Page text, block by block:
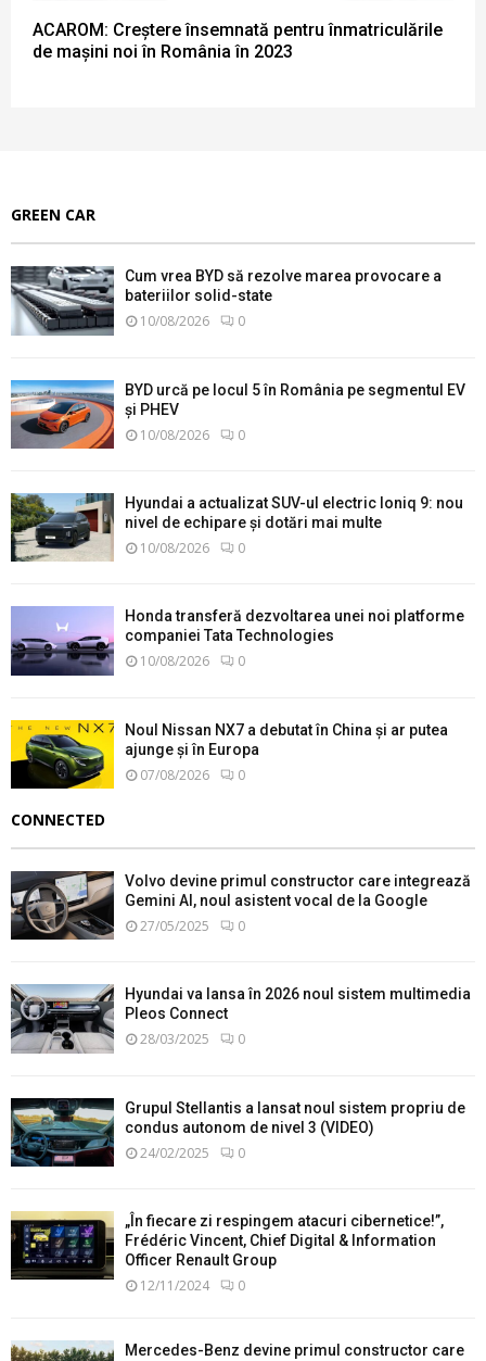
ACAROM: Creștere însemnată pentru înmatriculările
de mașini noi în România în 2023
GREEN CAR
Cum vrea BYD să rezolve marea provocare a
bateriilor solid-state
10/08/2026 0
BYD urcă pe locul 5 în România pe segmentul EV
și PHEV
10/08/2026 0
Hyundai a actualizat SUV-ul electric Ioniq 9: nou
nivel de echipare și dotări mai multe
10/08/2026 0
Honda transferă dezvoltarea unei noi platforme
companiei Tata Technologies
10/08/2026 0
Noul Nissan NX7 a debutat în China și ar putea
ajunge și în Europa
07/08/2026 0
CONNECTED
Volvo devine primul constructor care integrează
Gemini AI, noul asistent vocal de la Google
27/05/2025 0
Hyundai va lansa în 2026 noul sistem multimedia
Pleos Connect
28/03/2025 0
Grupul Stellantis a lansat noul sistem propriu de
condus autonom de nivel 3 (VIDEO)
24/02/2025 0
„În fiecare zi respingem atacuri cibernetice!”,
Frédéric Vincent, Chief Digital & Information
Officer Renault Group
12/11/2024 0
Mercedes-Benz devine primul constructor care